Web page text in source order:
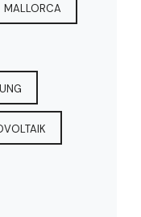
MALLORCA